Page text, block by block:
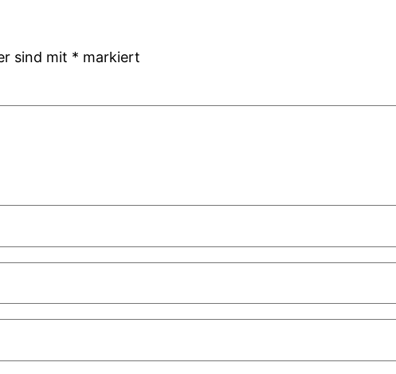
sind mit * markiert